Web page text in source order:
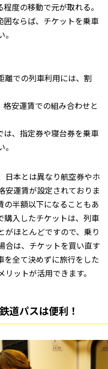
度の移動で元が取れる。
ならば、チケットを乗車
離での列車利用には、割
安運賃での組み合わせと
、指定券や寝台券を乗車
日本とは異なり航空券やホ
安運賃が設定されておりま
の半額以下になることもあ
購入したチケットは、列車
がほとんどですので、乗り
合は、チケットを買い直す
を全て決めずに旅行をした
ットが活用できます。
道パスは便利！